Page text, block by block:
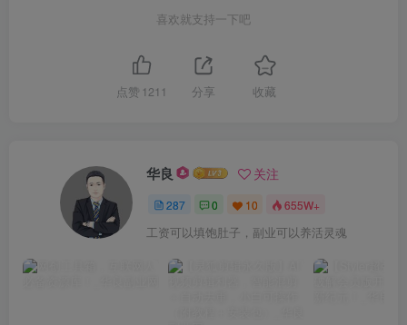
喜欢就支持一下吧
点赞 1211 分享 收藏
华良 关注
287 0 10 655W+
工资可以填饱肚子，副业可以养活灵魂